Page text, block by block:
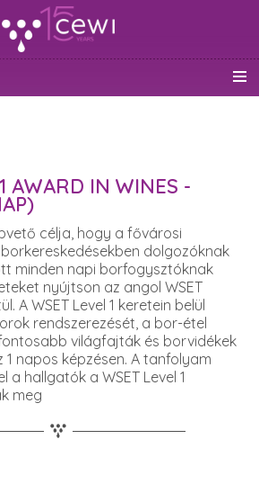
AWARD IN WINES -
célja, hogy a fővárosi
dolgozóknak
minden napi borfogysztóknak
nyújtson az angol WSET
A WSET Level 1 keretein belül
rendszerezését, a bor-étel
világfajták és borvidékek
napos képzésen. A tanfolyam
a hallgatók a WSET Level 1
meg